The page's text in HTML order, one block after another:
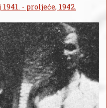
- proljeće, 1942.